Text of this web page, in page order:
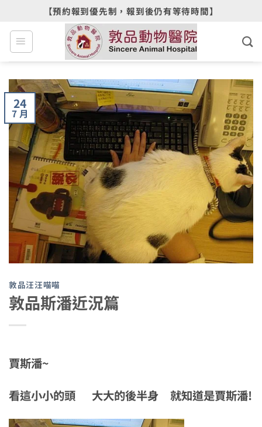
content
【預約報到優先制，報到後仍有等待時間】
24
7 月
敦品汪汪喵喵
敦品斯潘近況篇
賈斯潘~
看這小小的頭 大大的後半身 就知道是賈斯潘!